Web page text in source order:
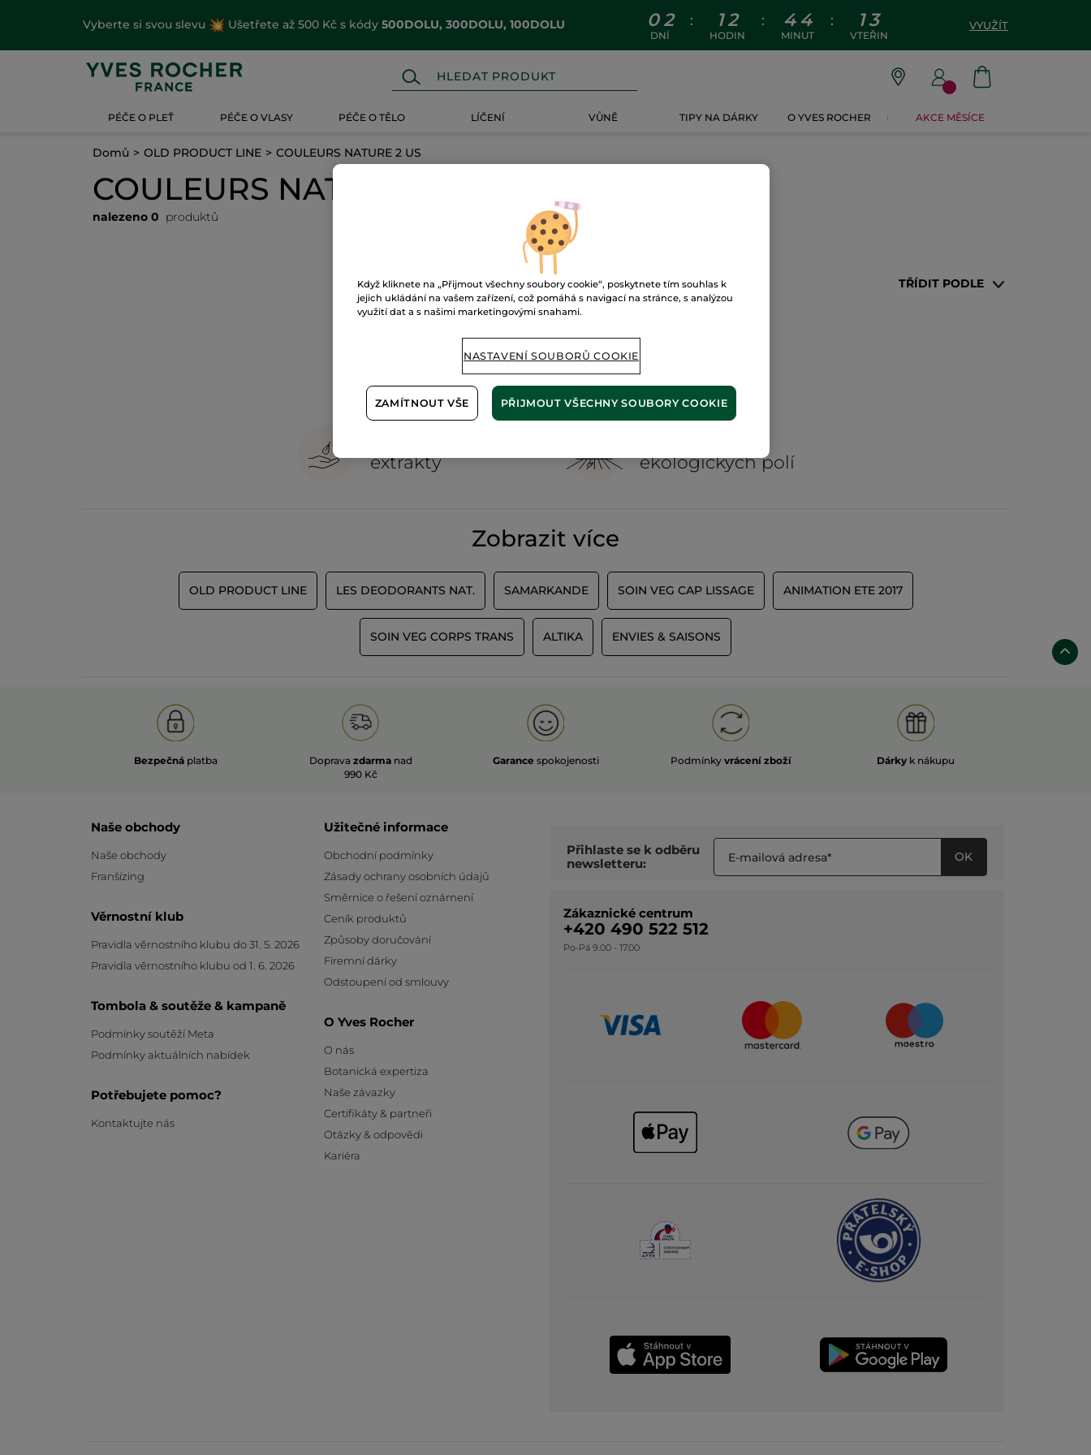
Vyberte si svou slevu Ušetřete až 500 Kč s kódy 500DOLU, 300DOLU, 100DOLU 0 2
DNÍ
: 1 2
HODIN
: 4 4
MINUT
: 13
VTEŘIN
VYUŽÍT
PÉČE O PLEŤ PÉČE O VLASY PÉČE O TĚLO LÍČENÍ VŮNĚ TIPY NA DÁRKY O YVES ROCHER AKCE MĚSÍCE
Domů OLD PRODUCT LINE COULEURS NATURE 2 US
COULEURS NATURE 2 US
nalezeno 0 produktů
TŘÍDIT PODLE
extrakty
ekologických polí
Zobrazit více
OLD PRODUCT LINE LES DEODORANTS NAT. SAMARKANDE SOIN VEG CAP LISSAGE ANIMATION ETE 2017
SOIN VEG CORPS TRANS ALTIKA ENVIES & SAISONS
Bezpečná platba Doprava zdarma nad
990 Kč
Garance spokojenosti Podmínky vrácení zboží Dárky k nákupu
Naše obchody
Naše obchody
Franšízing
Věrnostní klub
Pravidla věrnostního klubu do 31. 5. 2026
Pravidla věrnostního klubu od 1. 6. 2026
Tombola & soutěže & kampaně
Podmínky soutěží Meta
Podmínky aktuálních nabídek
Potřebujete pomoc?
Kontaktujte nás
Užitečné informace
Obchodní podmínky
Zásady ochrany osobních údajů
Směrnice o řešení oznámení
Ceník produktů
Způsoby doručování
Firemní dárky
Odstoupení od smlouvy
O Yves Rocher
O nás
Botanická expertiza
Naše závazky
Certifikáty & partneři
Otázky & odpovědi
Kariéra
Přihlaste se k odběru
newsletteru:
OK
Zákaznické centrum
+420 490 522 512
Po-Pá 9.00 - 17.00
Když kliknete na „Přijmout všechny soubory cookie“, poskytnete tím souhlas k
jejich ukládání na vašem zařízení, což pomáhá s navigací na stránce, s analýzou
využití dat a s našimi marketingovými snahami.
NASTAVENÍ SOUBORŮ COOKIE
ZAMÍTNOUT VŠE PŘIJMOUT VŠECHNY SOUBORY COOKIE